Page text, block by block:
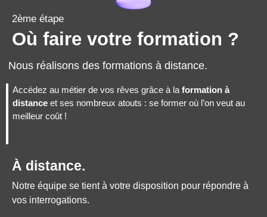
2ème étape
Où faire votre formation ?
Nous réalisons des formations à distance.
Accédez au métier de vos rêves grâce à la formation à
distance et ses nombreux atouts : se former où l’on veut au
meilleur coût !
À distance.
Notre équipe se tient à votre disposition pour répondre à
vos interrogations.